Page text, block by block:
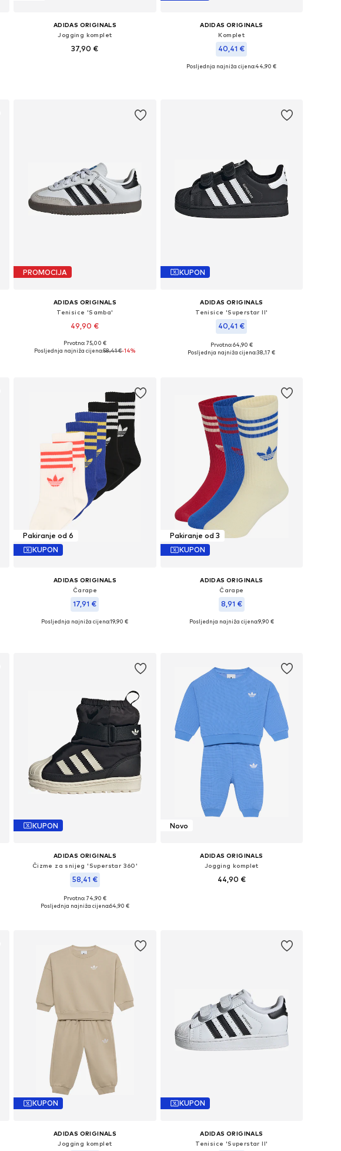
ADIDAS ORIGINALS
Jogging komplet
37,90 €
ADIDAS ORIGINALS
Komplet
40,41 €
Dostupno u više veličina
Posljednja najniža cijena:44,90 €
PROMOCIJA
ADIDAS ORIGINALS
Tenisice 'Samba'
49,90 €
Dostupno u više veličina
Prvotno: 75,00 €
Posljednja najniža cijena:58,41 €-14%
KUPON
ADIDAS ORIGINALS
Tenisice 'Superstar II'
40,41 €
Dostupno u više veličina
Prvotno: 64,90 €
Posljednja najniža cijena:38,17 €
Pakiranje od 6
KUPON
ADIDAS ORIGINALS
Čarape
17,91 €
+3
Dostupno u više veličina
Posljednja najniža cijena:19,90 €
Pakiranje od 3
KUPON
ADIDAS ORIGINALS
Čarape
8,91 €
Dostupne veličine: 16-17, 19-22, 22-24, 25-27
Posljednja najniža cijena:9,90 €
KUPON
ADIDAS ORIGINALS
Čizme za snijeg 'Superstar 360'
58,41 €
Dostupno u više veličina
Prvotno: 74,90 €
Posljednja najniža cijena:64,90 €
Novo
ADIDAS ORIGINALS
Jogging komplet
44,90 €
KUPON
ADIDAS ORIGINALS
Jogging komplet
KUPON
ADIDAS ORIGINALS
Tenisice 'Superstar II'